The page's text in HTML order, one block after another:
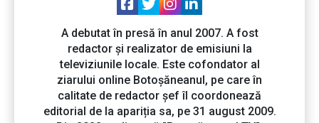
A debutat în presă în anul 2007. A fost
redactor și realizator de emisiuni la
televiziunile locale. Este cofondator al
ziarului online Botoșăneanul, pe care în
calitate de redactor șef îl coordonează
editorial de la apariția sa, pe 31 august 2009.